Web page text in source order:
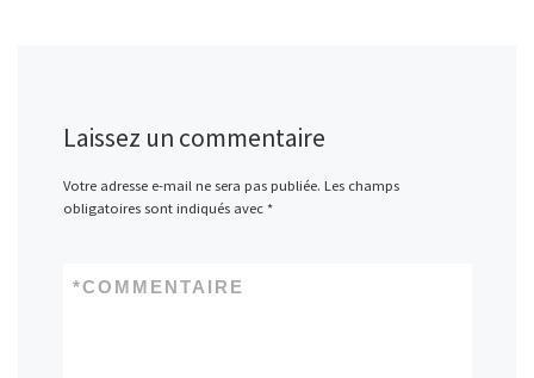
Laissez un commentaire
Votre adresse e-mail ne sera pas publiée. Les champs
obligatoires sont indiqués avec *
COMMENTAIRE
*